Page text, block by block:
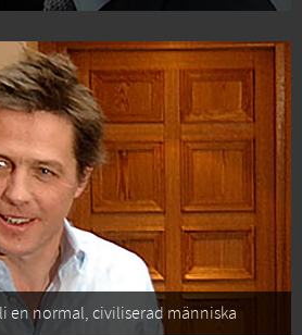
en normal, civiliserad människa